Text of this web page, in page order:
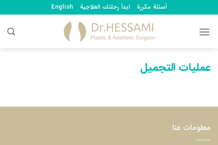
to
content
أسئلة مكررة ابدأ رحلتك العلاجية English
عمليات التجميل
معلومات عنا